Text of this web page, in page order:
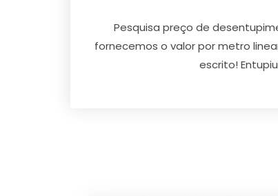
Pesquisa preço de
fornecemos o valor por metro
escrito!